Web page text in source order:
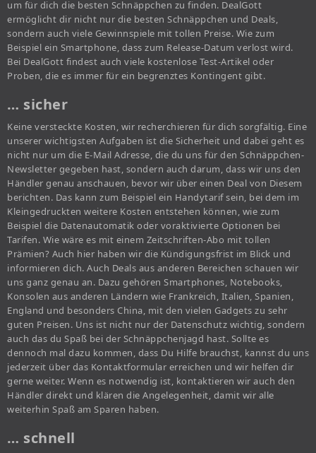
um für dich die besten Schnäppchen zu finden. DealGott
ermöglicht dir nicht nur die besten Schnäppchen und Deals,
sondern auch viele Gewinnspiele mit tollen Preise. Wie zum
Beispiel ein Smartphone, dass zum Release-Datum verlost wird.
Bei DealGott findest auch viele kostenlose Test-Artikel oder
Proben, die es immer für ein begrenztes Kontingent gibt.
… sicher
Keine versteckte Kosten, wir recherchieren für dich sorgfältig. Eine
unserer wichtigsten Aufgaben ist die Sicherheit und dabei geht es
nicht nur um die E-Mail Adresse, die du uns für den Schnäppchen-
Newsletter gegeben hast, sondern auch darum, dass wir uns den
Händler genau anschauen, bevor wir über einen Deal von Diesem
berichten. Das kann zum Beispiel ein Handytarif sein, bei dem im
Kleingedruckten weitere Kosten entstehen können, wie zum
Beispiel die Datenautomatik oder voraktivierte Optionen bei
Tarifen. Wie wäre es mit einem Zeitschriften-Abo mit tollen
Prämien? Auch hier haben wir die Kündigungsfrist im Blick und
informieren dich. Auch Deals aus anderen Bereichen schauen wir
uns ganz genau an. Dazu gehören Smartphones, Notebooks,
Konsolen aus anderen Ländern wie Frankreich, Italien, Spanien,
England und besonders China, mit den vielen Gadgets zu sehr
guten Preisen. Uns ist nicht nur der Datenschutz wichtig, sondern
auch das du Spaß bei der Schnäppchenjagd hast. Sollte es
dennoch mal dazu kommen, dass Du Hilfe brauchst, kannst du uns
jederzeit über das Kontaktformular erreichen und wir helfen dir
gerne weiter. Wenn es notwendig ist, kontaktieren wir auch den
Händler direkt und klären die Angelegenheit, damit wir alle
weiterhin Spaß am Sparen haben.
… schnell